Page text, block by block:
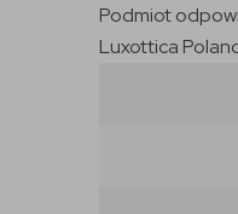
Podmiot
Luxottica